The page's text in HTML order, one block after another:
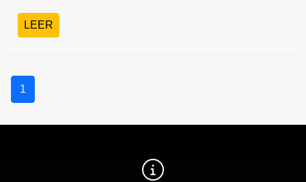
detallando el lugar o espacio en cual se está
presentando el inconveniente. Así mismo, favor
LEER
1